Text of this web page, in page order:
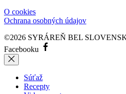
O cookies
Ochrana osobných údajov
©2026 SYRÁREŇ BEL
Facebooku
Súťaž
Recepty